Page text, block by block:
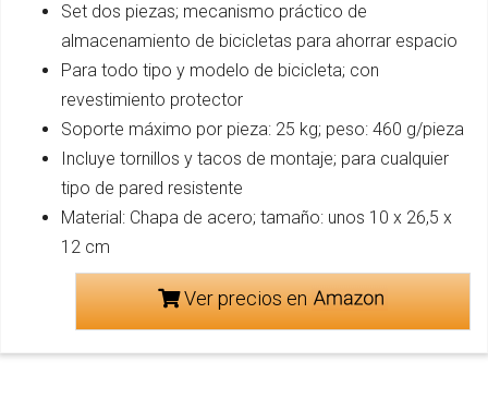
Set dos piezas; mecanismo práctico de
almacenamiento de bicicletas para ahorrar espacio
Para todo tipo y modelo de bicicleta; con
revestimiento protector
Soporte máximo por pieza: 25 kg; peso: 460 g/pieza
Incluye tornillos y tacos de montaje; para cualquier
tipo de pared resistente
Material: Chapa de acero; tamaño: unos 10 x 26,5 x
12 cm
Ver precios en